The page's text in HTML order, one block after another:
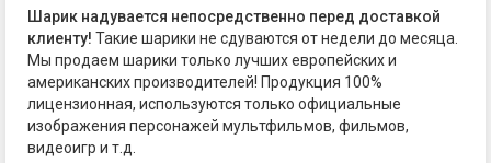
Шарик надувается непосредственно перед доставкой
клиенту! Такие шарики не сдуваются от недели до месяца.
Мы продаем шарики только лучших европейских и
американских производителей! Продукция 100%
лицензионная, используются только официальные
изображения персонажей мультфильмов, фильмов,
видеоигр и т.д.